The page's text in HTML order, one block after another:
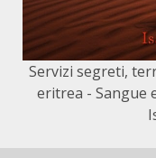
Servizi segreti,
eritrea - Sangue